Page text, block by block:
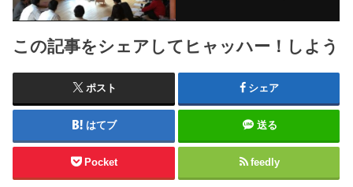
この記事をシェアしてヒャッハー！しよう
ポスト シェア
はてブ 送る
Pocket feedly